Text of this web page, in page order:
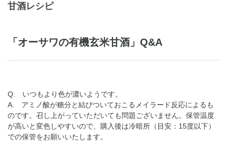
甘酒レシピ
「オーサワの有機玄米甘酒」Q&A
Q. いつもより色が濃いようです。
A. アミノ酸が糖分と結びついておこるメイラード反応によるも
のです。召し上がっていただいても問題ございません。保管温度
が高いと変色しやすいので、購入後は冷暗所（目安：15度以下）
での保管をお願いいたします。